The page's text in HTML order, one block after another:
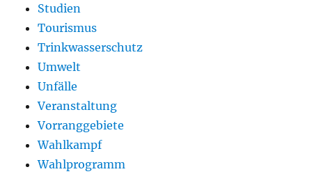
Studien
Tourismus
Trinkwasserschutz
Umwelt
Unfälle
Veranstaltung
Vorranggebiete
Wahlkampf
Wahlprogramm